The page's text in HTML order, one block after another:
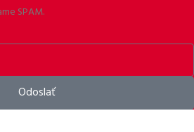
SPAM.
Odoslať